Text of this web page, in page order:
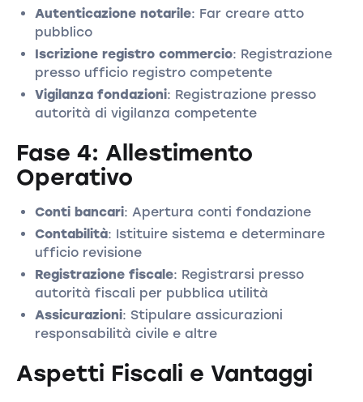
Autenticazione notarile: Far creare atto
pubblico
Iscrizione registro commercio: Registrazione
presso ufficio registro competente
Vigilanza fondazioni: Registrazione presso
autorità di vigilanza competente
Fase 4: Allestimento
Operativo
Conti bancari: Apertura conti fondazione
Contabilità: Istituire sistema e determinare
ufficio revisione
Registrazione fiscale: Registrarsi presso
autorità fiscali per pubblica utilità
Assicurazioni: Stipulare assicurazioni
responsabilità civile e altre
Aspetti Fiscali e Vantaggi